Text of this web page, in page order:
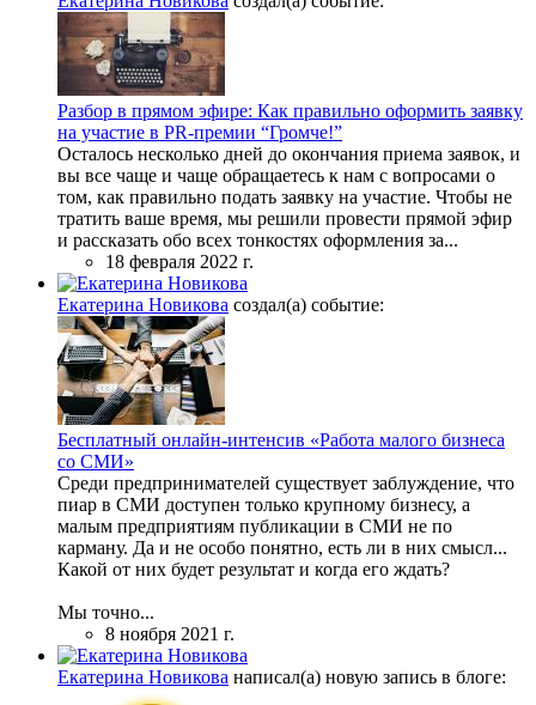
Разбор в прямом эфире: Как правильно оформить заявку
на участие в PR-премии “Громче!”
Осталось несколько дней до окончания приема заявок, и
вы все чаще и чаще обращаетесь к нам с вопросами о
том, как правильно подать заявку на участие. Чтобы не
тратить ваше время, мы решили провести прямой эфир
и рассказать обо всех тонкостях оформления за...
18 февраля 2022 г.
Екатерина Новикова создал(а) событие:
Бесплатный онлайн-интенсив «Работа малого бизнеса
со СМИ»
Среди предпринимателей существует заблуждение, что
пиар в СМИ доступен только крупному бизнесу, а
малым предприятиям публикации в СМИ не по
карману. Да и не особо понятно, есть ли в них смысл...
Какой от них будет результат и когда его ждать?
Мы точно...
8 ноября 2021 г.
Екатерина Новикова написал(а) новую запись в блоге: